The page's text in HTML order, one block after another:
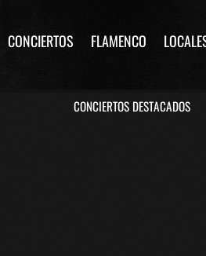
CONCIERTOS FLAMENCO
CONCIERTOS DESTACADOS